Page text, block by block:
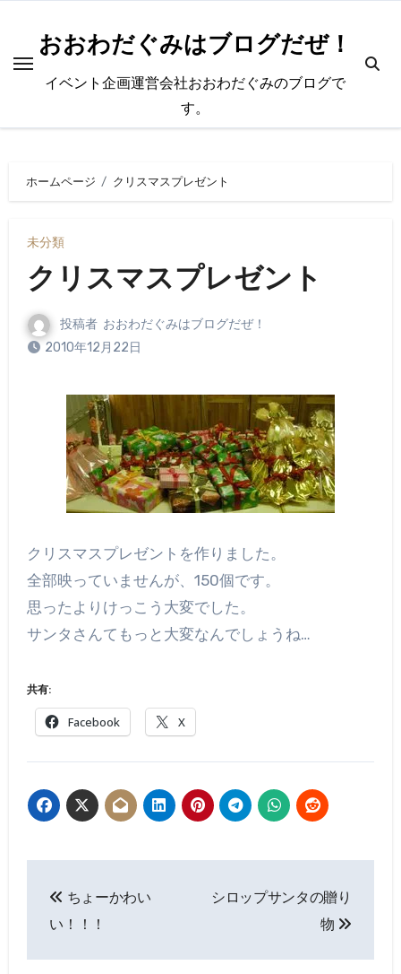
おおわだぐみはブログだぜ！
イベント企画運営会社おおわだぐみのブログで
す。
ホームページ クリスマスプレゼント
未分類
クリスマスプレゼント
投稿者 おおわだぐみはブログだぜ！
2010年12月22日
クリスマスプレゼントを作りました。
全部映っていませんが、150個です。
思ったよりけっこう大変でした。
サンタさんてもっと大変なんでしょうね…
共有:
Facebook X
稿
ちょーかわい
い！！！
シロップサンタの贈り
物